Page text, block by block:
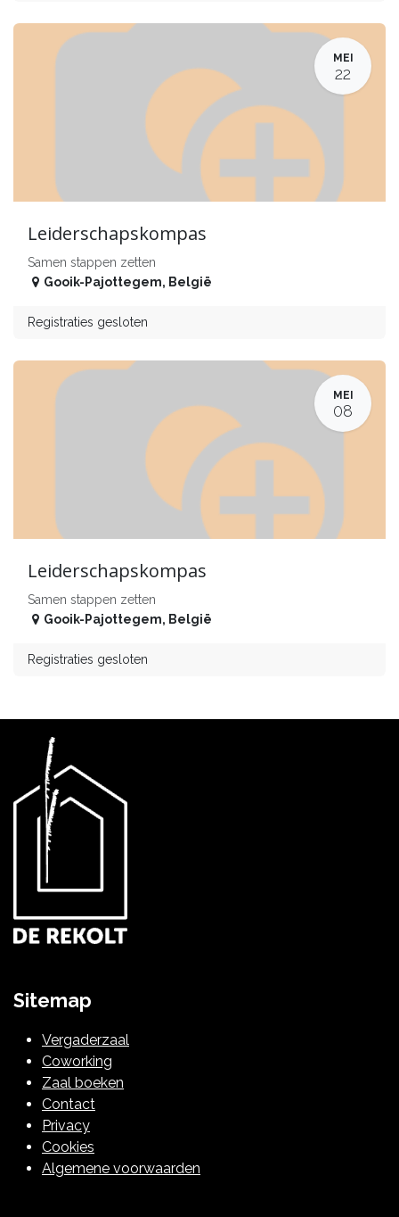
MEI
22
Leiderschapskompas
Samen stappen zetten
Gooik-Pajottegem, België
Registraties gesloten
MEI
08
Leiderschapskompas
Samen stappen zetten
Gooik-Pajottegem, België
Registraties gesloten
Sitemap
Vergaderzaal
Coworking
Zaal boeken
Contact
Privacy
Cookies
Algemene voorwaarden